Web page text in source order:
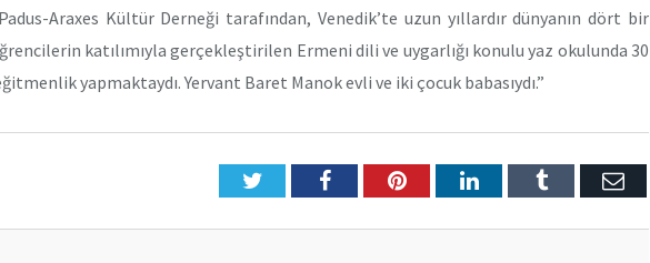
Araxes Kültür Derneği tarafından, Venedik’te uzun yıllardır dünyanın dört bir
katılımıyla gerçekleştirilen Ermeni dili ve uygarlığı konulu yaz okulunda 30
yapmaktaydı. Yervant Baret Manok evli ve iki çocuk babasıydı.”
TwitterFacebookPinterestLinkedInTumblr E-